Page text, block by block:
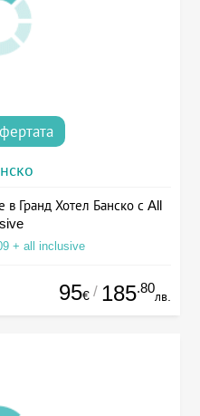
Гранд Хотел Банско с All
+ all inclusive
95€ / 185.80
лв.